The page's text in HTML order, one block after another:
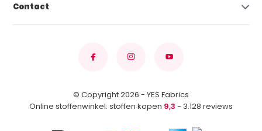
Contact
© Copyright 2026 - YES Fabrics
Online stoffenwinkel: stoffen kopen 9,3 - 3.128 reviews